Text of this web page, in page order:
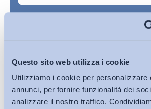
Questo sito web utilizza i cookie
Utilizziamo i cookie per personalizzare
annunci, per fornire funzionalità dei
analizzare il nostro traffico.